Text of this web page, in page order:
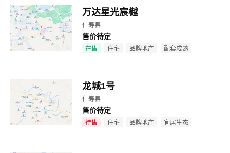
效果图
万达星光宸樾
仁寿县
售价待定
在售 住宅 品牌地产 配套成熟
龙城1号
仁寿县
售价待定
待售 住宅 品牌地产 宜居生态